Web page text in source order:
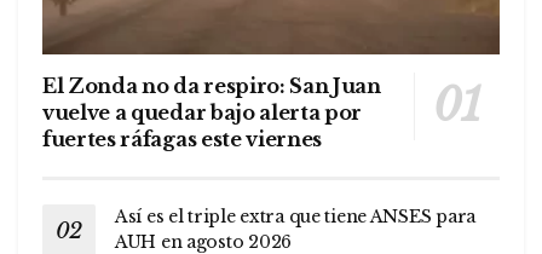
El Zonda no da respiro: San Juan
vuelve a quedar bajo alerta por
fuertes ráfagas este viernes
Así es el triple extra que tiene ANSES para
AUH en agosto 2026